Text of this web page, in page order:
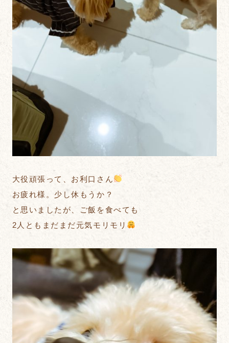
大役頑張って、お利口さん
お疲れ様。少し休もうか？
と思いましたが、ご飯を食べても
2人ともまだまだ元気モリモリ